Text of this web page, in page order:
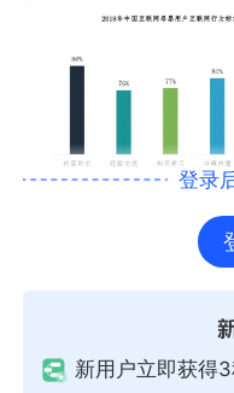
登录
新用户立即获得